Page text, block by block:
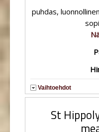
puhdas,
Vaihtoehdot
St